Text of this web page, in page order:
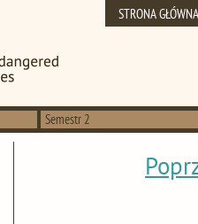
STRONA
Semestr 2